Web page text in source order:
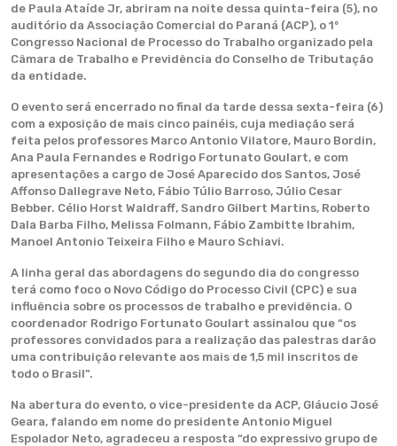
de Paula Ataíde Jr, abriram na noite dessa quinta-feira (5), no
auditório da Associação Comercial do Paraná (ACP), o 1º
Congresso Nacional de Processo do Trabalho organizado pela
Câmara de Trabalho e Previdência do Conselho de Tributação
da entidade.
O evento será encerrado no final da tarde dessa sexta-feira (6)
com a exposição de mais cinco painéis, cuja mediação será
feita pelos professores Marco Antonio Vilatore, Mauro Bordin,
Ana Paula Fernandes e Rodrigo Fortunato Goulart, e com
apresentações a cargo de José Aparecido dos Santos, José
Affonso Dallegrave Neto, Fábio Túlio Barroso, Júlio Cesar
Bebber. Célio Horst Waldraff, Sandro Gilbert Martins, Roberto
Dala Barba Filho, Melissa Folmann, Fábio Zambitte Ibrahim,
Manoel Antonio Teixeira Filho e Mauro Schiavi.
A linha geral das abordagens do segundo dia do congresso
terá como foco o Novo Código do Processo Civil (CPC) e sua
influência sobre os processos de trabalho e previdência. O
coordenador Rodrigo Fortunato Goulart assinalou que “os
professores convidados para a realização das palestras darão
uma contribuição relevante aos mais de 1,5 mil inscritos de
todo o Brasil”.
Na abertura do evento, o vice-presidente da ACP, Gláucio José
Geara, falando em nome do presidente Antonio Miguel
Espolador Neto, agradeceu a resposta “do expressivo grupo de